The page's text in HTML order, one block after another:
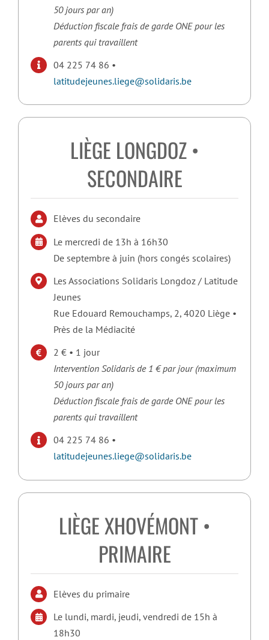
50 jours par an)
Déduction fiscale frais de garde ONE pour les
parents qui travaillent
04 225 74 86 •
latitudejeunes.liege@solidaris.be
LIÈGE LONGDOZ •
SECONDAIRE
Elèves du secondaire
Le mercredi de 13h à 16h30
De septembre à juin (hors congés scolaires)
Les Associations Solidaris Longdoz / Latitude
Jeunes
Rue Edouard Remouchamps, 2, 4020 Liège •
Près de la Médiacité
2 € • 1 jour
Intervention Solidaris de 1 € par jour (maximum
50 jours par an)
Déduction fiscale frais de garde ONE pour les
parents qui travaillent
04 225 74 86 •
latitudejeunes.liege@solidaris.be
LIÈGE XHOVÉMONT •
PRIMAIRE
Elèves du primaire
Le lundi, mardi, jeudi, vendredi de 15h à
18h30